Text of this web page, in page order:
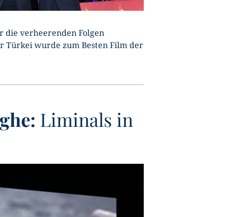
die verheerenden Folgen
wurde zum Besten Film der
Liminals in